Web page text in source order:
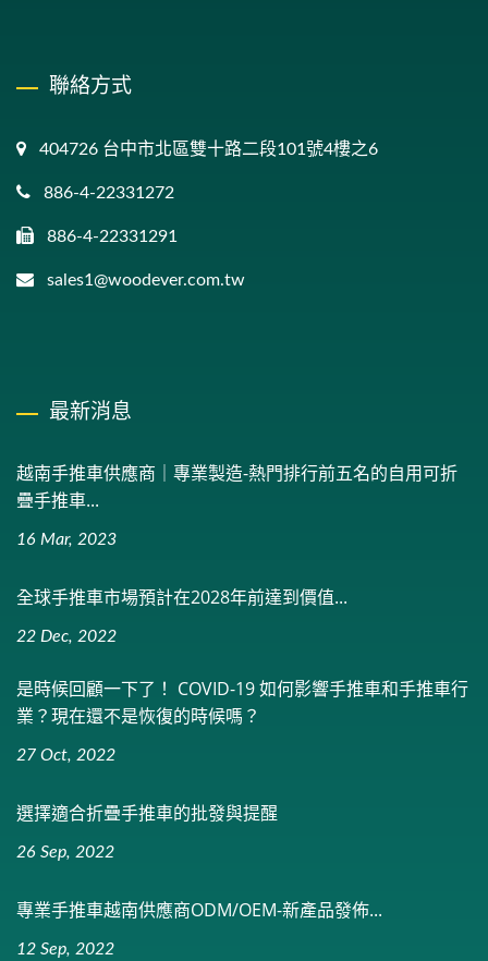
聯絡方式
404726 台中市北區雙十路二段101號4樓之6
886-4-22331272
886-4-22331291
sales1@woodever.com.tw
最新消息
越南手推車供應商｜專業製造-熱門排行前五名的自用可折
疊手推車...
16 Mar, 2023
全球手推車市場預計在2028年前達到價值...
22 Dec, 2022
是時候回顧一下了！ COVID-19 如何影響手推車和手推車行
業？現在還不是恢復的時候嗎？
27 Oct, 2022
選擇適合折疊手推車的批發與提醒
26 Sep, 2022
專業手推車越南供應商ODM/OEM-新產品發佈...
12 Sep, 2022